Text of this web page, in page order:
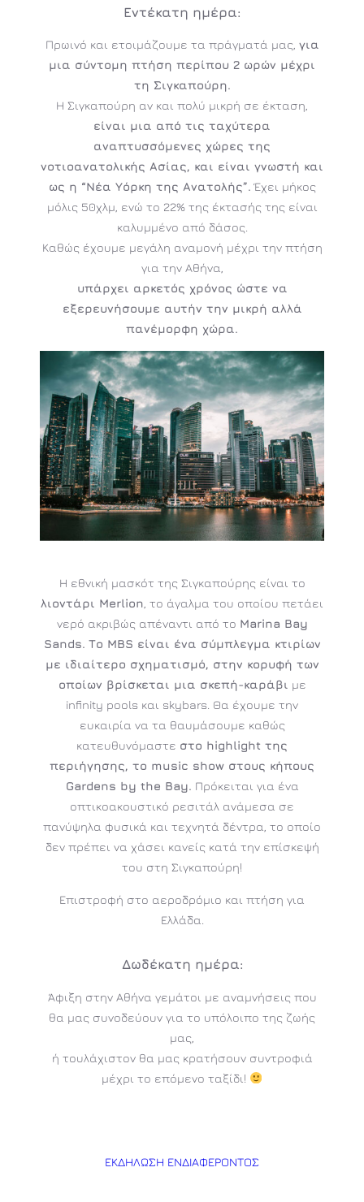
Εντέκατη ημέρα:
Πρωινό και ετοιμάζουμε τα πράγματά μας, για
μια σύντομη πτήση περίπου 2 ωρών μέχρι
τη Σιγκαπούρη.
Η Σιγκαπούρη αν και πολύ μικρή σε έκταση,
είναι μια από τις ταχύτερα
αναπτυσσόμενες χώρες της
νοτιοανατολικής Ασίας, και είναι γνωστή και
ως η “Νέα Υόρκη της Ανατολής”. Έχει μήκος
μόλις 50χλμ, ενώ το 22% της έκτασής της είναι
καλυμμένο από δάσος.
Καθώς έχουμε μεγάλη αναμονή μέχρι την πτήση
για την Αθήνα,
υπάρχει αρκετός χρόνος ώστε να
εξερευνήσουμε αυτήν την μικρή αλλά
πανέμορφη χώρα.
Η εθνική μασκότ της Σιγκαπούρης είναι το
λιοντάρι Merlion , το άγαλμα του οποίου πετάει
νερό ακριβώς απέναντι από το Marina Bay
Sands. Το MBS είναι ένα σύμπλεγμα κτιρίων
με ιδιαίτερο σχηματισμό, στην κορυφή των
οποίων βρίσκεται μια σκεπή-καράβι με
infinity pools και skybars. Θα έχουμε την
ευκαιρία να τα θαυμάσουμε καθώς
κατευθυνόμαστε στο highlight της
περιήγησης, το music show στους κήπους
Gardens by the Bay. Πρόκειται για ένα
οπτικοακουστικό ρεσιτάλ ανάμεσα σε
πανύψηλα φυσικά και τεχνητά δέντρα, το οποίο
δεν πρέπει να χάσει κανείς κατά την επίσκεψή
του στη Σιγκαπούρη!
Επιστροφή στο αεροδρόμιο και πτήση για
Ελλάδα.
Δωδέκατη ημέρα:
Άφιξη στην Αθήνα γεμάτοι με αναμνήσεις που
θα μας συνοδεύουν για το υπόλοιπο της ζωής
μας,
ή τουλάχιστον θα μας κρατήσουν συντροφιά
μέχρι το επόμενο ταξίδι!
ΕΚΔΗΛΩΣΗ ΕΝΔΙΑΦΕΡΟΝΤΟΣ